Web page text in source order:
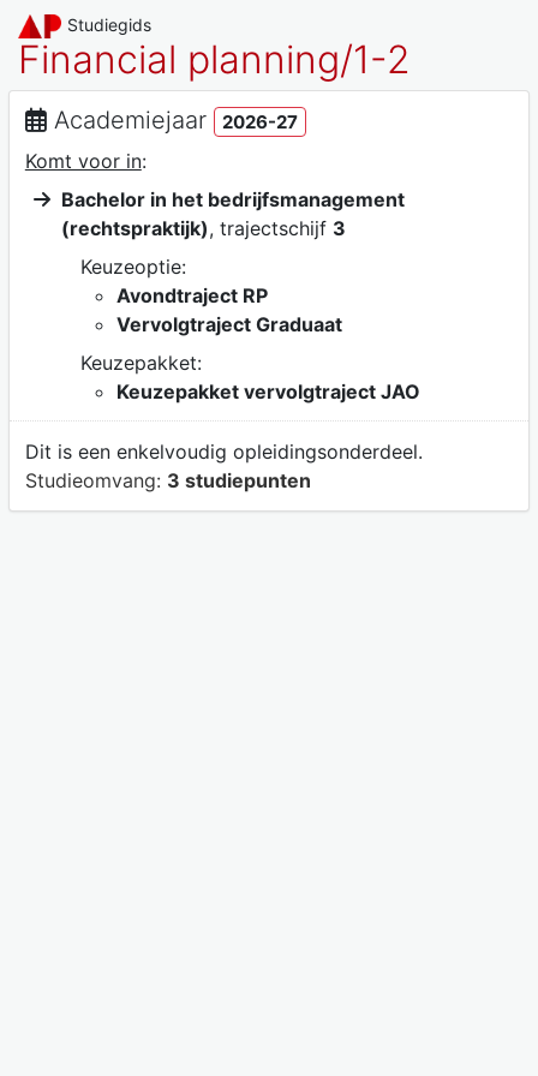
Studiegids
Financial planning/1-2
Academiejaar 2026-27
Komt voor in:
Bachelor in het bedrijfsmanagement
(rechtspraktijk), trajectschijf 3
Keuzeoptie:
Avondtraject RP
Vervolgtraject Graduaat
Keuzepakket:
Keuzepakket vervolgtraject JAO
Dit is een enkelvoudig opleidingsonderdeel.
Studieomvang: 3 studiepunten